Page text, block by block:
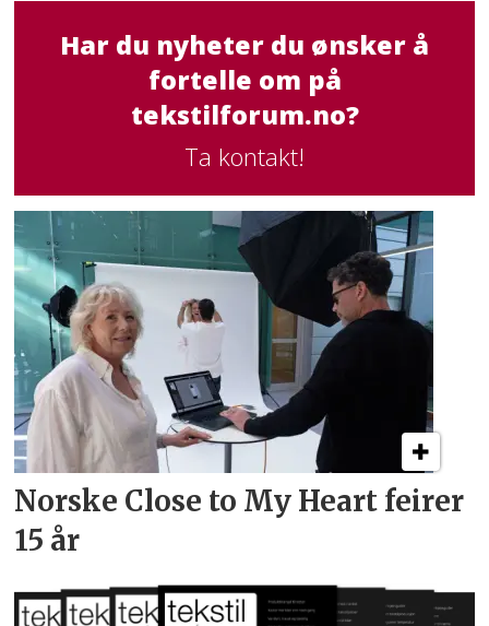
Har du nyheter du ønsker å
fortelle om på
tekstilforum.no?
Ta kontakt!
Norske Close to My Heart feirer
15 år